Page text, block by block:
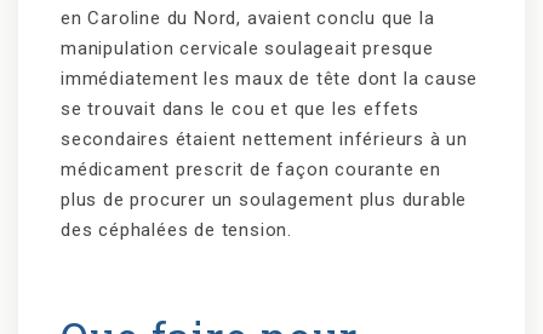
en Caroline du Nord, avaient conclu que la
manipulation cervicale soulageait presque
immédiatement les maux de tête dont la cause
se trouvait dans le cou et que les effets
secondaires étaient nettement inférieurs à un
médicament prescrit de façon courante en
plus de procurer un soulagement plus durable
des céphalées de tension.